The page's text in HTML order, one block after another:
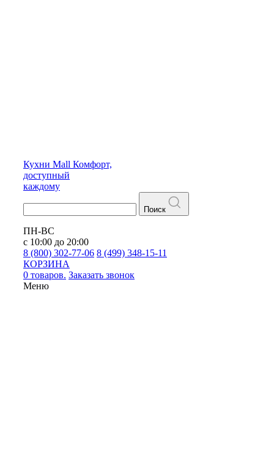
Кухни Mall Комфорт,
доступный
каждому
Поиск
ПН-ВС
с 10:00 до 20:00
8 (800) 302-77-06 8 (499) 348-15-11
КОРЗИНА
0 товаров. Заказать звонок
Меню